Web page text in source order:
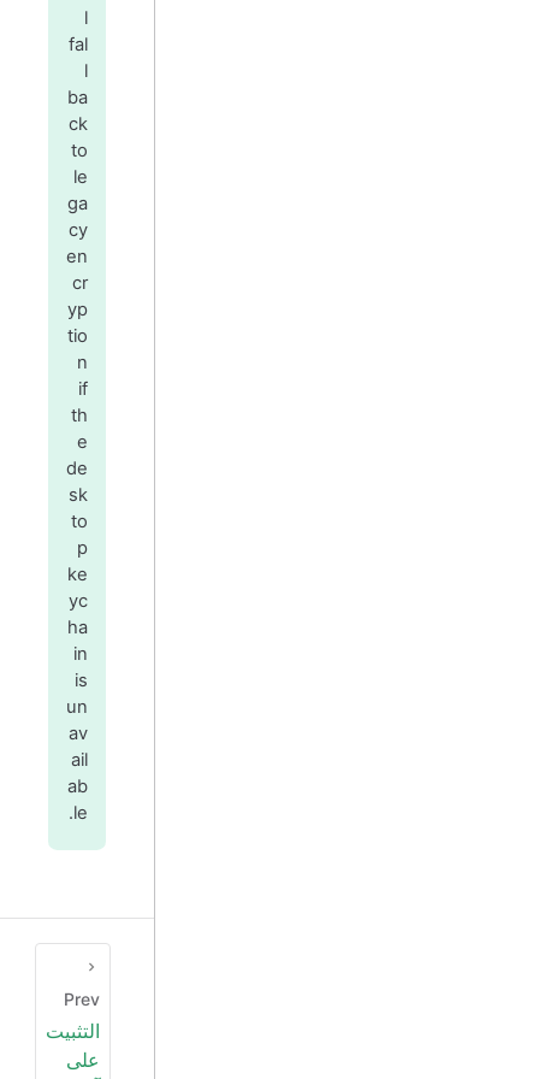
l
fal
l
ba
ck
to
le
ga
cy
en
cr
yp
tio
n
if
th
e
de
sk
to
p
ke
yc
ha
in
is
un
av
ail
ab
le.
Prev
التثبيت
على